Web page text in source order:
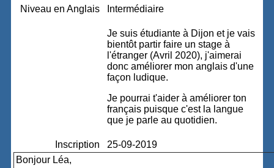
Niveau en Anglais
Intermédiaire
Je suis étudiante à Dijon et je vais
bientôt partir faire un stage à
l'étranger (Avril 2020), j'aimerai
donc améliorer mon anglais d'une
façon ludique.
Je pourrai t'aider à améliorer ton
français puisque c'est la langue
que je parle au quotidien.
Inscription
25-09-2019
Bonjour Léa,